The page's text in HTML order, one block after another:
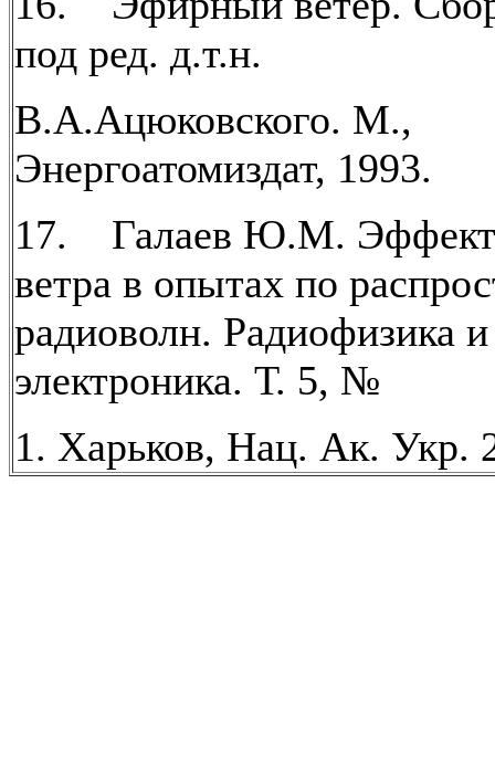
под ред. д.т.н.
В.А.Ацюковского. М.,
Энергоатомиздат, 1993.
17. Галаев Ю.М.
ветра в опытах по
радиоволн. Радиофизика и
электроника. Т. 5, №
1. Харьков, Нац. Ак. Укр.